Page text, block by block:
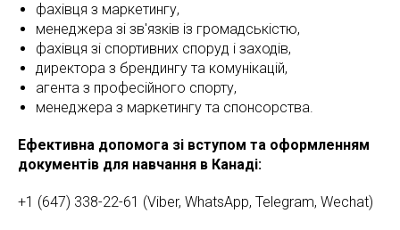
фахівця з маркетингу,
менеджера зі зв'язків із громадськістю,
фахівця зі спортивних споруд і заходів,
директора з брендингу та комунікацій,
агента з професійного спорту,
менеджера з маркетингу та спонсорства.
Ефективна допомога зі вступом та оформленням
документів для навчання в Канаді:
+1 (647) 338-22-61 (Viber, WhatsApp, Telegram, Wechat)